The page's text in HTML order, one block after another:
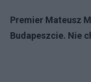
Premier Mateusz
Budapeszcie. Nie